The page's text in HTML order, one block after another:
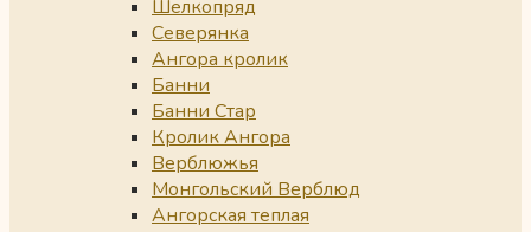
Шелкопряд
Северянка
Ангора кролик
Банни
Банни Стар
Кролик Ангора
Верблюжья
Монгольский Верблюд
Ангорская теплая